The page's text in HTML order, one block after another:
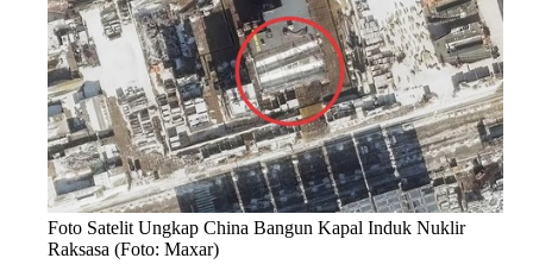
Foto Satelit Ungkap China Bangun Kapal Induk Nuklir
Raksasa (Foto: Maxar)